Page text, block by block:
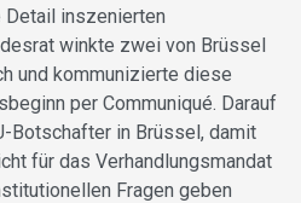
inszenierten
winkte zwei von Brüssel
und kommunizierte diese
per Communiqué. Darauf
Botschafter in Brüssel, damit
für das Verhandlungsmandat
Fragen geben